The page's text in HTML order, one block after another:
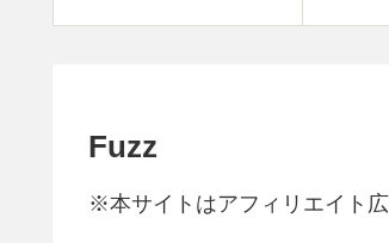
Fuzz
※本サイトはアフィリエイト広